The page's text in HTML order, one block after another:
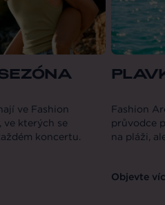
ve Fashion
ve kterých se
koncertu.
Fashion
průvodce
na pláži,
Objevte